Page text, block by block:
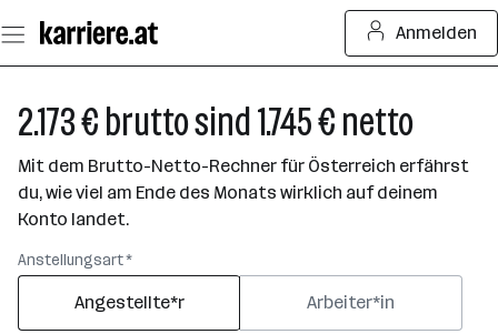
Seiteninhalt
springen
Anmelden
2.173 € brutto sind 1.745 € netto
Mit dem Brutto-Netto-Rechner für Österreich erfährst
du, wie viel am Ende des Monats wirklich auf deinem
Konto landet.
Anstellungsart *
Angestellte*r Arbeiter*in